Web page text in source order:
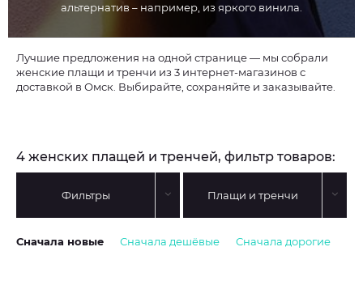
альтернатив – например, из яркого винила.
Лучшие предложения на одной странице — мы собрали
женские плащи и тренчи из 3 интернет-магазинов с
доставкой в Омск. Выбирайте, сохраняйте и заказывайте.
4 женских плащей и тренчей, фильтр товаров:
Фильтры Плащи и тренчи
Сначала новые Сначала дешёвые Сначала дорогие